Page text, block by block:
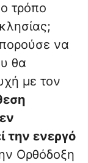
τρόπο
να
θα
με τον
την ενεργό
Ορθόδοξη